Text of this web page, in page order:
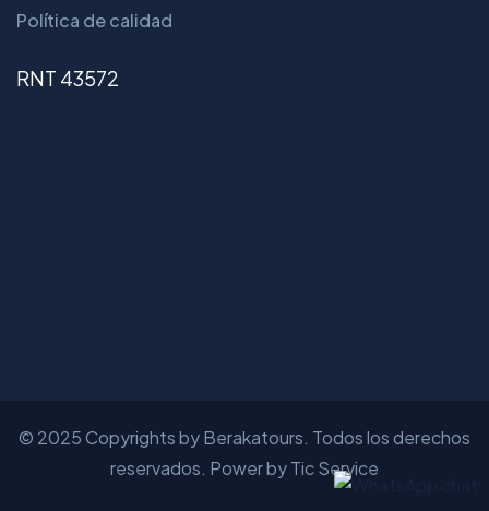
Política de calidad
RNT 43572
© 2025 Copyrights by Berakatours. Todos los derechos
reservados. Power by Tic Service